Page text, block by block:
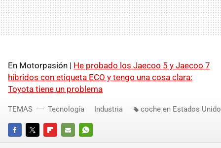
En Motorpasión | He probado los Jaecoo 5 y Jaecoo 7
híbridos con etiqueta ECO y tengo una cosa clara:
Toyota tiene un problema
FACEBOOKTWITTERFLIPBOARD
E-
WHATSAPP
TEMAS Tecnología Industria coche en Estados